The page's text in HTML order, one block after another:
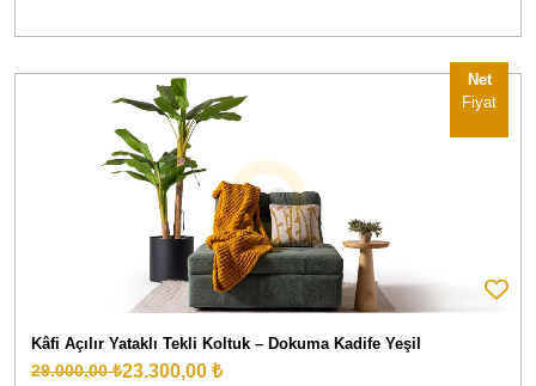
Net
Fiyat
Kâfi Açılır Yataklı Tekli Koltuk – Dokuma Kadife Yeşil
29.000,00 ₺23.300,00 ₺